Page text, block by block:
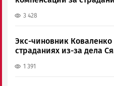
3 428
Экс-чиновник
страданиях из-за дела
1 391